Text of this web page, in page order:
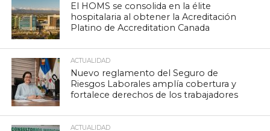
El HOMS se consolida en la élite
hospitalaria al obtener la Acreditación
Platino de Accreditation Canada
ACTUALIDAD
Nuevo reglamento del Seguro de
Riesgos Laborales amplía cobertura y
fortalece derechos de los trabajadores
ACTUALIDAD